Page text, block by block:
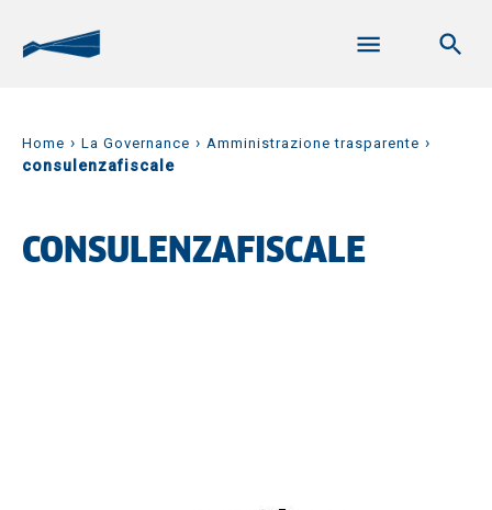
Home › La Governance › Amministrazione trasparente ›
consulenzafiscale
CONSULENZAFISCALE